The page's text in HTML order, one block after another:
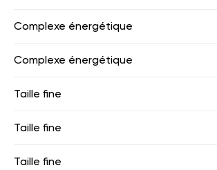
Complexe énergétique
Complexe énergétique
Taille fine
Taille fine
Taille fine